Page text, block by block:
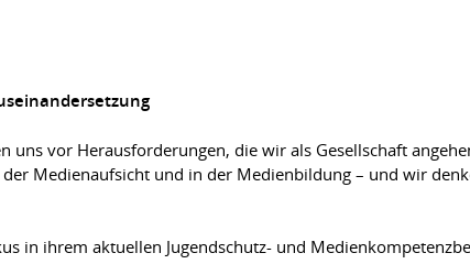
vor Herausforderungen, die wir als Gesellschaft
Medienaufsicht und in der Medienbildung – und wir
in ihrem aktuellen Jugendschutz- und